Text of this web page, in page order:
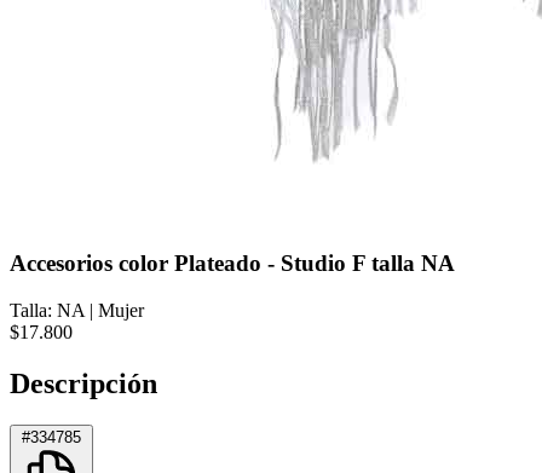
Accesorios color Plateado - Studio F talla NA
Talla: NA | Mujer
$17.800
Descripción
#334785